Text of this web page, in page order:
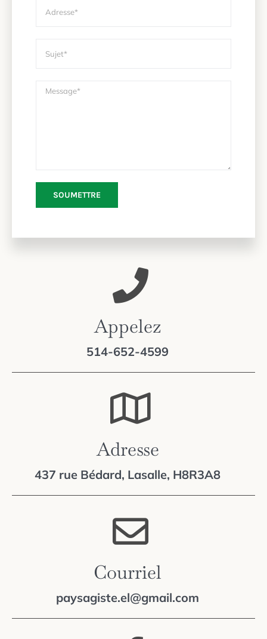
Appelez
514-652-4599
Adresse
437 rue Bédard, Lasalle, H8R3A8
Courriel
paysagiste.el@gmail.com